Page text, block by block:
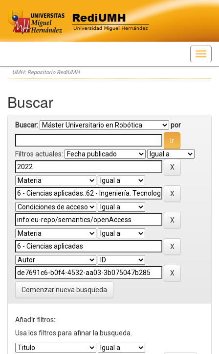
Skip
navigation
UMH: Repositorio RediUMH
Buscar
Buscar: por
Filtros actuales:
Comenzar nueva busqueda
Añadir filtros:
Usa los filtros para afinar la busqueda.